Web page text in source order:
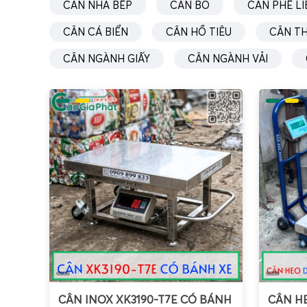
Điểm
Đối
lợi thế
Nhờ
lượng,
thay
Cân
CÂN NHÀ BẾP CÂN BÒ CÂN PHẾ
CÂN CÁ BIỂN CÂN HỒ TIÊU CÂN
CÂN NGÀNH GIẤY CÂN NGÀNH VẢI
CÂN INOX XK3190-T7E CÓ BÁNH
CÂN